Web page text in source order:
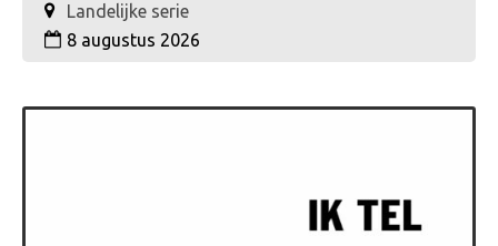
Landelijke serie
8 augustus 2026